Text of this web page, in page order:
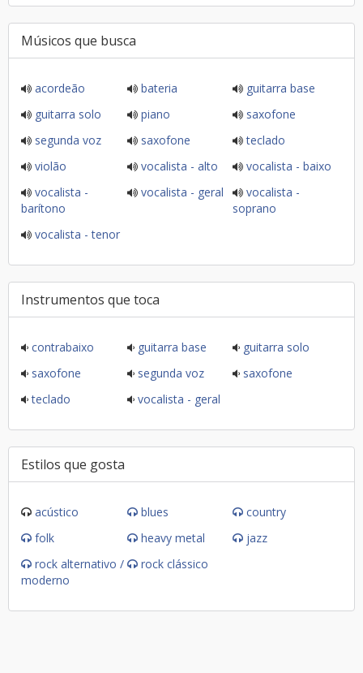
Músicos que busca
acordeão bateria
guitarra base
guitarra solo
piano
saxofone
segunda voz
saxofone
teclado
violão
vocalista - alto
vocalista - baixo
vocalista -
barítono
vocalista - geral
vocalista -
soprano
vocalista - tenor
Instrumentos que toca
contrabaixo guitarra base
guitarra solo
saxofone
segunda voz
saxofone
teclado
vocalista - geral
Estilos que gosta
acústico blues
country
folk
heavy metal
jazz
rock alternativo /
moderno
rock clássico